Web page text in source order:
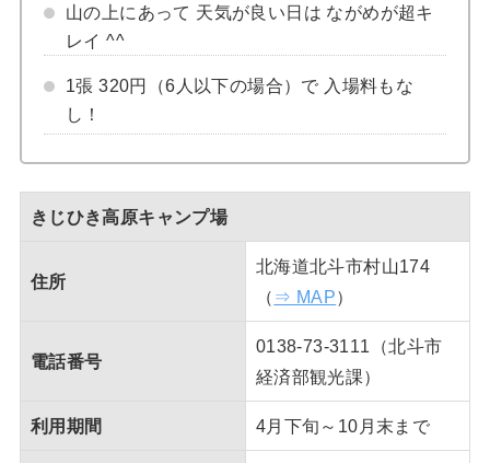
山の上にあって 天気が良い日は ながめが超キ
レイ ^^
1張 320円（6人以下の場合）で 入場料もな
し！
きじひき高原キャンプ場
住所
北海道北斗市村山174
（ ⇒ MAP）
電話番号
0138-73-3111（北斗市
経済部観光課）
利用期間 4月下旬～10月末まで